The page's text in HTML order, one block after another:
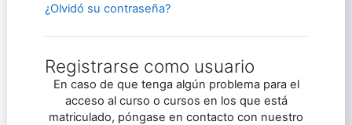
¿Olvidó su contraseña?
Registrarse como usuario
En caso de que tenga algún problema para el
acceso al curso o cursos en los que está
matriculado, póngase en contacto con nuestro